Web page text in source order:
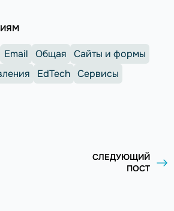
Email Общая
Сайты и формы
EdTech Сервисы
СЛЕДУЮЩИЙ
ПОСТ